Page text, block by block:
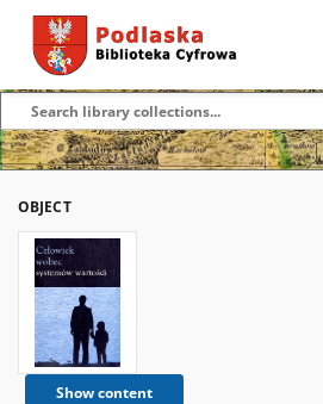
OBJECT
Show content